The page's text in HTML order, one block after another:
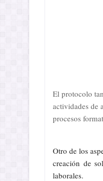
El protocolo
actividades de
procesos
Otro de los
creación de
laborales.